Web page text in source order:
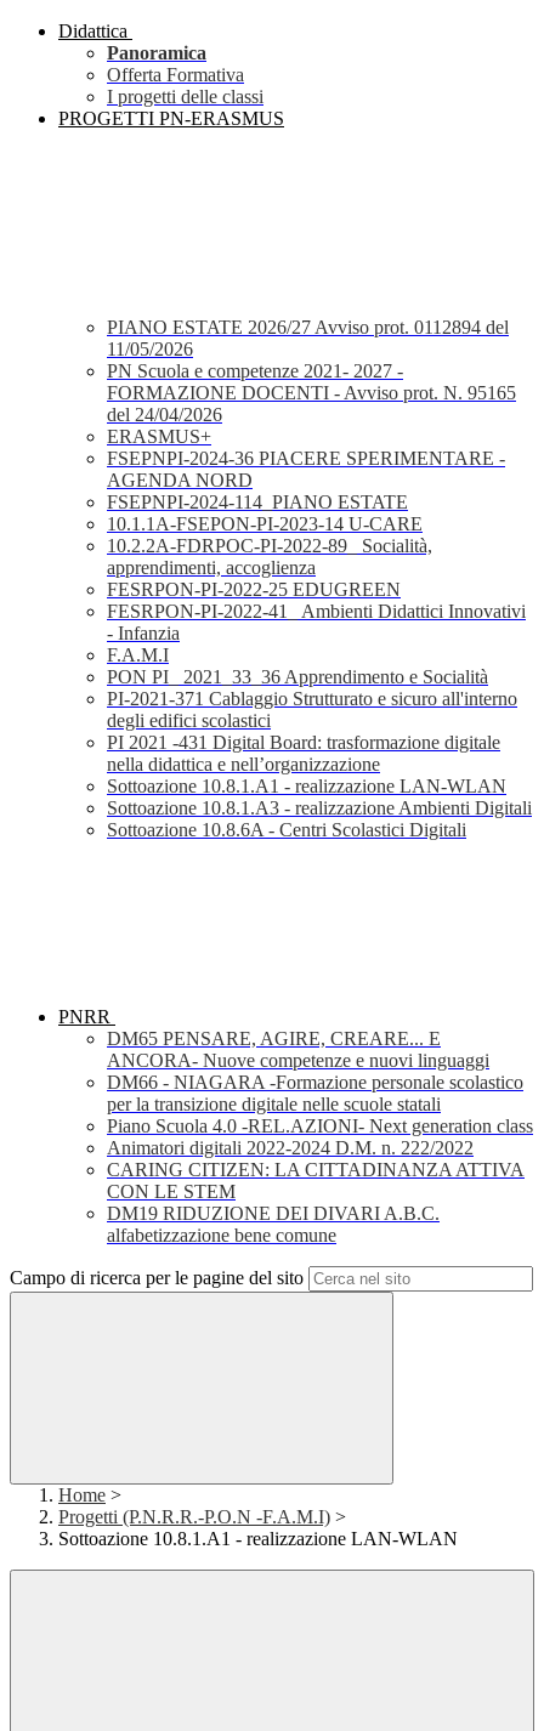
Didattica
Panoramica
Offerta Formativa
I progetti delle classi
PROGETTI PN-ERASMUS
PIANO ESTATE 2026/27 Avviso prot. 0112894 del
11/05/2026
PN Scuola e competenze 2021- 2027 -
FORMAZIONE DOCENTI - Avviso prot. N. 95165
del 24/04/2026
ERASMUS+
FSEPNPI-2024-36 PIACERE SPERIMENTARE -
AGENDA NORD
FSEPNPI-2024-114_PIANO ESTATE
10.1.1A-FSEPON-PI-2023-14 U-CARE
10.2.2A-FDRPOC-PI-2022-89_ Socialità,
apprendimenti, accoglienza
FESRPON-PI-2022-25 EDUGREEN
FESRPON-PI-2022-41_ Ambienti Didattici Innovativi
- Infanzia
F.A.M.I
PON PI_ 2021_33_36 Apprendimento e Socialità
PI-2021-371 Cablaggio Strutturato e sicuro all'interno
degli edifici scolastici
PI 2021 -431 Digital Board: trasformazione digitale
nella didattica e nell’organizzazione
Sottoazione 10.8.1.A1 - realizzazione LAN-WLAN
Sottoazione 10.8.1.A3 - realizzazione Ambienti Digitali
Sottoazione 10.8.6A - Centri Scolastici Digitali
PNRR
DM65 PENSARE, AGIRE, CREARE... E
ANCORA- Nuove competenze e nuovi linguaggi
DM66 - NIAGARA -Formazione personale scolastico
per la transizione digitale nelle scuole statali
Piano Scuola 4.0 -REL.AZIONI- Next generation class
Animatori digitali 2022-2024 D.M. n. 222/2022
CARING CITIZEN: LA CITTADINANZA ATTIVA
CON LE STEM
DM19 RIDUZIONE DEI DIVARI A.B.C.
alfabetizzazione bene comune
Campo di ricerca per le pagine del sito
Home >
Progetti (P.N.R.R.-P.O.N -F.A.M.I) >
Sottoazione 10.8.1.A1 - realizzazione LAN-WLAN